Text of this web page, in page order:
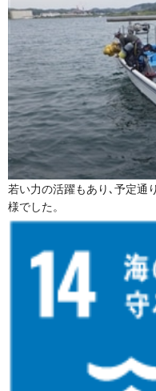
若い力の活躍もあり､予定通
様でした。